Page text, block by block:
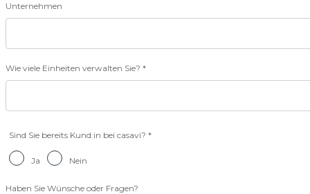
Unternehmen
Wie viele Einheiten verwalten Sie? *
Sind Sie bereits Kund:in bei casavi? *
Ja Nein
Haben Sie Wünsche oder Fragen?